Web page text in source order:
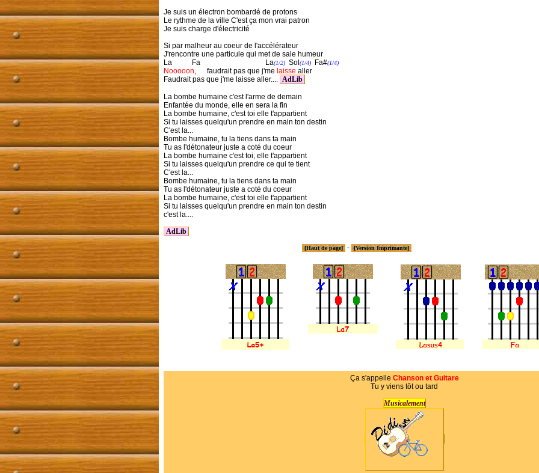
Je suis un électron bombardé de protons
Le rythme de la ville C'est ça mon vrai patron
Je suis charge d'électricité
Si par malheur au coeur de l'accélérateur
J'rencontre une particule qui met de sale humeur
La Fa La(1/2) Sol (1/4) Fa#(1/4)
Nooooon, faudrait pas que j'me laisse aller
Faudrait pas que j'me laisse aller.... AdLib
La bombe humaine c'est l'arme de demain
Enfantée du monde, elle en sera la fin
La bombe humaine, c'est toi elle t'appartient
Si tu laisses quelqu'un prendre en main ton destin
C'est la...
Bombe humaine, tu la tiens dans ta main
Tu as l'détonateur juste a coté du coeur
La bombe humaine c'est toi, elle t'appartient
Si tu laisses quelqu'un prendre ce qui te tient
C'est la...
Bombe humaine, tu la tiens dans ta main
Tu as l'détonateur juste a coté du coeur
La bombe humaine, c'est toi elle t'appartient
Si tu laisses quelqu'un prendre en main ton destin
c'est la....
AdLib
[Haut de page] - [Version Imprimante]
Ça s'appelle Chanson et Guitare
Tu y viens tôt ou tard
Musicalement